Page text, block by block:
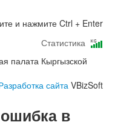
и нажмите Ctrl + Enter
Статистика
палата Кыргызской
сайта VBizSoft
в